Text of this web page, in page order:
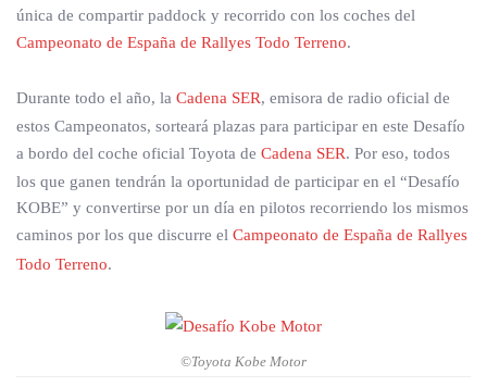
única de compartir paddock y recorrido con los coches del
Campeonato de España de Rallyes Todo Terreno.
Durante todo el año, la Cadena SER, emisora de radio oficial de
estos Campeonatos, sorteará plazas para participar en este Desafío
a bordo del coche oficial Toyota de Cadena SER. Por eso, todos
los que ganen tendrán la oportunidad de participar en el “Desafío
KOBE” y convertirse por un día en pilotos recorriendo los mismos
caminos por los que discurre el Campeonato de España de Rallyes
Todo Terreno.
©Toyota Kobe Motor